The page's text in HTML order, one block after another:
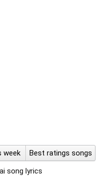
week
Best ratings songs
song lyrics